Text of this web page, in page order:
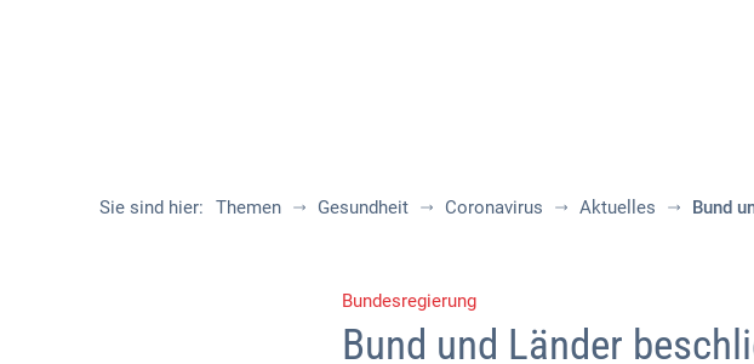
Sie sind hier: Themen Gesundheit Coronavirus Aktuelles Bund
Bundesregierung
Bund und Länder